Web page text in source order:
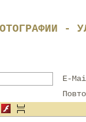
-
E-